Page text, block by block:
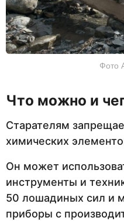
Фото
Что можно и
Старателям
химических
Он может
инструменты и
50 лошадиных сил и
приборы с